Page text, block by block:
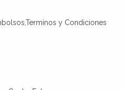
y Condiciones